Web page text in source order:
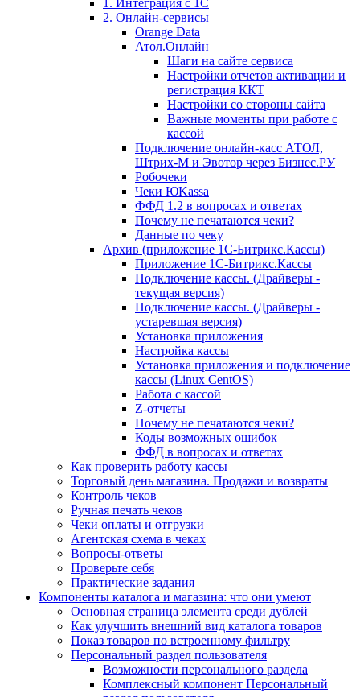
1. Интеграция с 1С
2. Онлайн-сервисы
Orange Data
Атол.Онлайн
Шаги на сайте сервиса
Настройки отчетов активации и
регистрация ККТ
Настройки со стороны сайта
Важные моменты при работе с
кассой
Подключение онлайн-касс АТОЛ,
Штрих-М и Эвотор через Бизнес.РУ
Робочеки
Чеки ЮKassa
ФФД 1.2 в вопросах и ответах
Почему не печатаются чеки?
Данные по чеку
Архив (приложение 1С-Битрикс.Кассы)
Приложение 1С-Битрикс.Кассы
Подключение кассы. (Драйверы -
текущая версия)
Подключение кассы. (Драйверы -
устаревшая версия)
Установка приложения
Настройка кассы
Установка приложения и подключение
кассы (Linux CentOS)
Работа с кассой
Z-отчеты
Почему не печатаются чеки?
Коды возможных ошибок
ФФД в вопросах и ответах
Как проверить работу кассы
Торговый день магазина. Продажи и возвраты
Контроль чеков
Ручная печать чеков
Чеки оплаты и отгрузки
Агентская схема в чеках
Вопросы-ответы
Проверьте себя
Практические задания
Компоненты каталога и магазина: что они умеют
Основная страница элемента среди дублей
Как улучшить внешний вид каталога товаров
Показ товаров по встроенному фильтру
Персональный раздел пользователя
Возможности персонального раздела
Комплексный компонент Персональный